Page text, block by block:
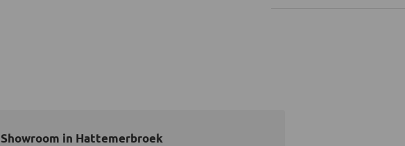
Showroom in Hattemerbroek